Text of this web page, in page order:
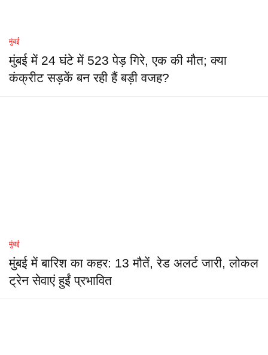
मुंबई
मुंबई में 24 घंटे में 523 पेड़ गिरे, एक की मौत; क्या
कंक्रीट सड़कें बन रही हैं बड़ी वजह?
मुंबई
मुंबई में बारिश का कहर: 13 मौतें, रेड अलर्ट जारी, लोकल
ट्रेन सेवाएं हुईं प्रभावित